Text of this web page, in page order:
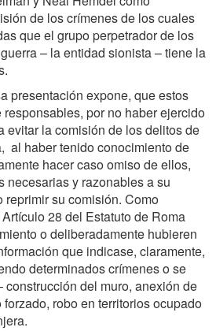
de los crímenes de los cuales
que el grupo perpetrador de los
– la entidad sionista – tiene la
presentación expone, que estos
por no haber ejercido
evitar la comisión de los delitos de
al haber tenido conocimiento de
hacer caso omiso de ellos,
necesarias y razonables a su
reprimir su comisión. Como
28 del Estatuto de Roma
o deliberadamente hubieren
que indicase, claramente,
determinados crímenes o se
construcción del muro, anexión de
robo en territorios ocupado